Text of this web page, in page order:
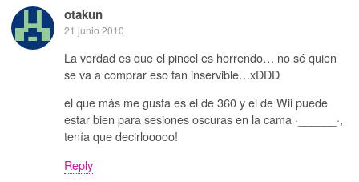
otakun
21 junio 2010
La verdad es que el pincel es horrendo… no sé quien
se va a comprar eso tan inservible…xDDD
el que más me gusta es el de 360 y el de Wii puede
estar bien para sesiones oscuras en la cama ·______·,
tenía que decirlooooo!
Reply